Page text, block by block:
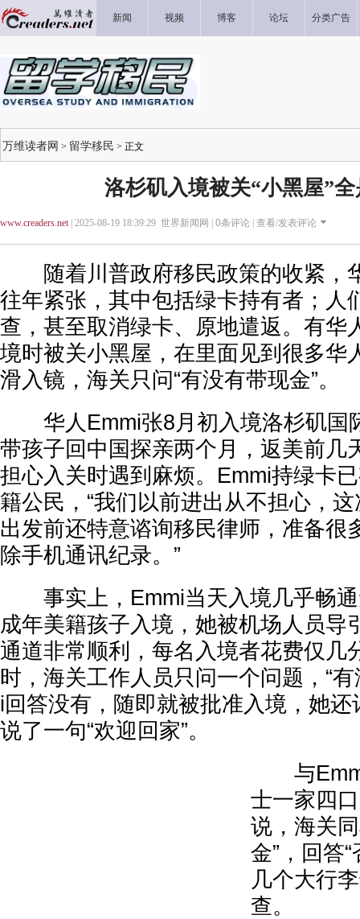
新闻 视频 博客 论坛 分类广告
万维读者网 > 留学移民 > 正文
洛杉矶入境被关“小黑屋”
www.creaders.net| 2025-08-19 18:39:29 世界新闻网 | 0条评论 | 查看/发表评论
随着川普政府移民政策的收紧，
往年紧张，其中包括绿卡持有者；人
查，甚至取消绿卡、原地遣返。有华
境时被关小黑屋，在里面见到很多华
滑入镜，海关只问“有没有带现金”。
华人Emmi张8月初入境洛杉矶国
带孩子回中国探亲两个月，返美前几
担心入关时遇到麻烦。Emmi持绿卡
籍公民，“我们以前进出从不担心，
出发前还特意谘询移民律师，准备很
除手机通讯纪录。”
事实上，Emmi当天入境几乎畅通
成年美籍孩子入境，她被机场人员导
通道非常顺利，每名入境者花费仅几
时，海关工作人员只问一个问题，“
i回答没有，随即就被批准入境，她
说了一句“欢迎回家”。
与Emmi
士一家四
说，海关
金”，回答
几个大行
查。